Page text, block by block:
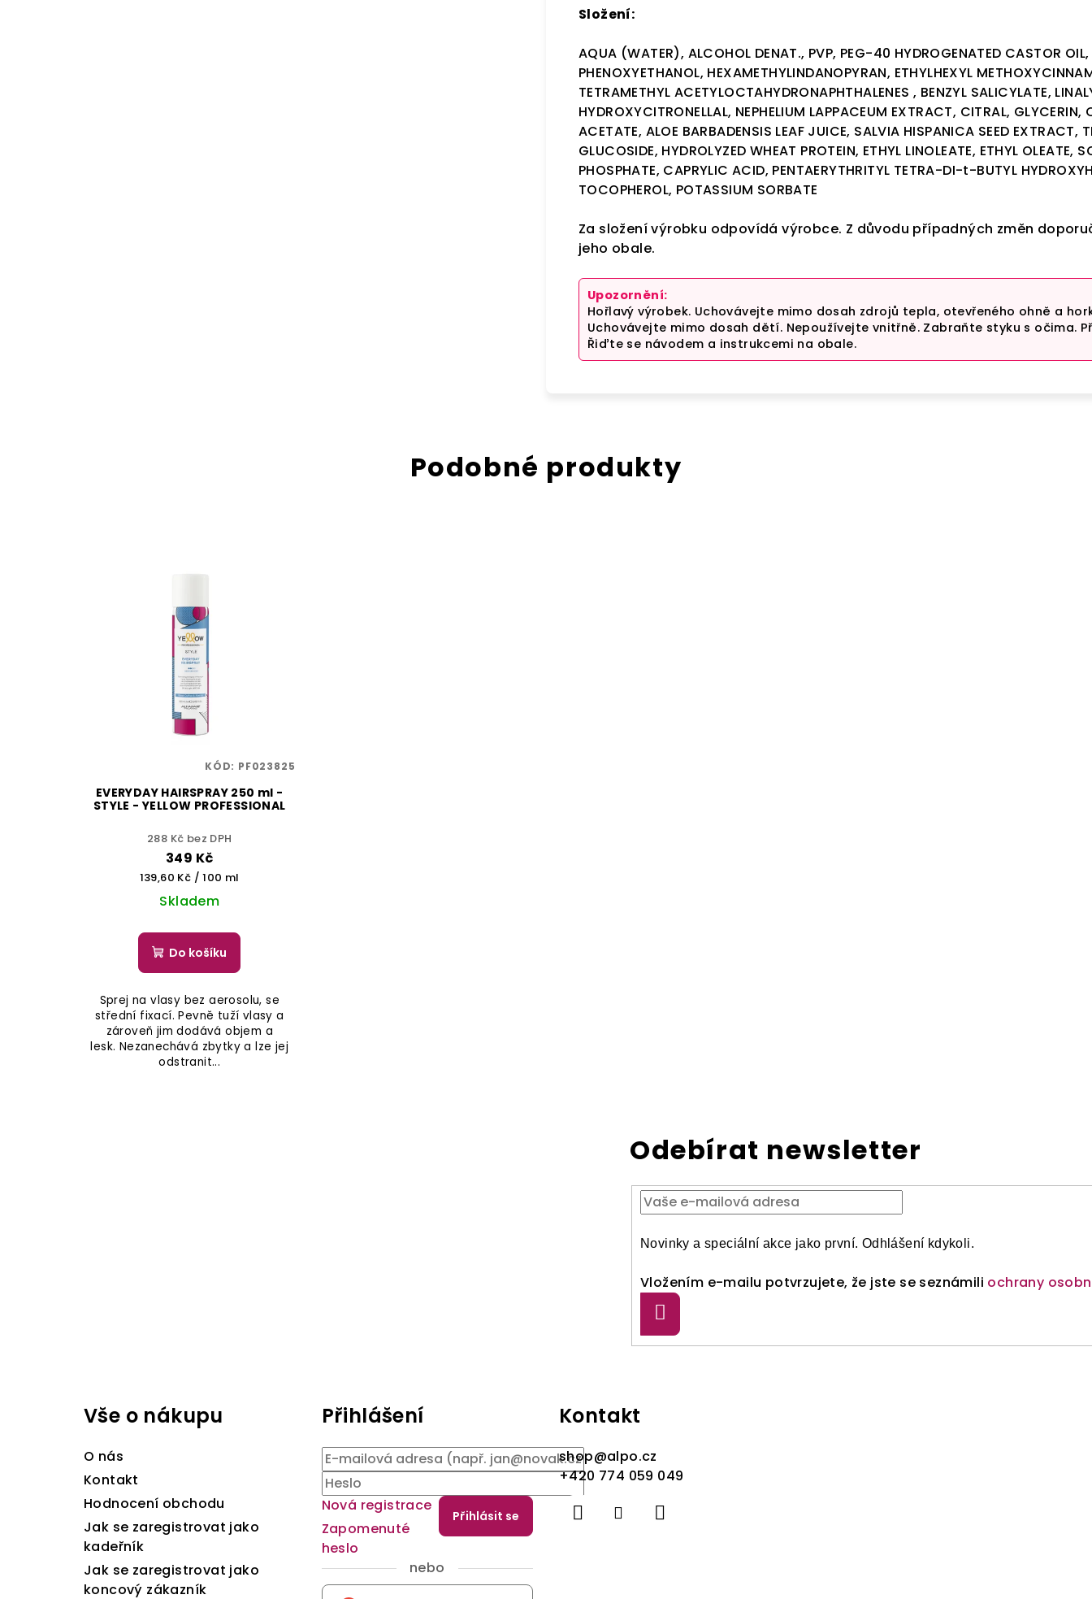
Složení:
AQUA (WATER), ALCOHOL DENAT., PVP, PEG-40 HYDROGENATED CASTOR
PHENOXYETHANOL, HEXAMETHYLINDANOPYRAN, ETHYLHEXYL
TETRAMETHYL ACETYLOCTAHYDRONAPHTHALENES , BENZYL SALICYLATE,
HYDROXYCITRONELLAL, NEPHELIUM LAPPACEUM EXTRACT, CITRAL,
ACETATE, ALOE BARBADENSIS LEAF JUICE, SALVIA HISPANICA SEED EXTRACT,
GLUCOSIDE, HYDROLYZED WHEAT PROTEIN, ETHYL LINOLEATE, ETHYL
PHOSPHATE, CAPRYLIC ACID, PENTAERYTHRITYL TETRA-DI-t-BUTYL
TOCOPHEROL, POTASSIUM SORBATE
Za složení výrobku odpovídá výrobce. Z důvodu případných změn
jeho obale.
Upozornění:
Hořlavý výrobek. Uchovávejte mimo dosah zdrojů tepla, otevřeného ohně a
Uchovávejte mimo dosah dětí. Nepoužívejte vnitřně. Zabraňte styku s očima.
Řiďte se návodem a instrukcemi na obale.
Podobné produkty
EVERYDAY HAIRSPRAY 250 ml -
STYLE - YELLOW PROFESSIONAL
288 Kč bez DPH
349 Kč
Měrná
cena:
139,60 Kč / 100 ml
Skladem
Do košíku
Sprej na vlasy bez aerosolu, se
střední fixací. Pevně tuží vlasy a
zároveň jim dodává objem a
lesk. Nezanechává zbytky a lze jej
odstranit...
KÓD: PF023825
Odebírat newsletter
Novinky a speciální akce jako první. Odhlášení kdykoli.
Vložením e-mailu potvrzujete, že jste se seznámili ochrany
Vše o nákupu
O nás
Kontakt
Hodnocení obchodu
Jak se zaregistrovat jako
kadeřník
Jak se zaregistrovat jako
koncový zákazník
Přihlášení
Přihlásit se
Nová registrace
Zapomenuté
heslo
nebo
Kontakt
shop@alpo.cz
+420 774 059 049